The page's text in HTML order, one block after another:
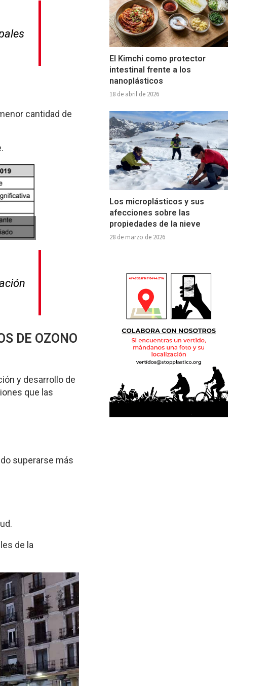
cantidad de
DE OZONO
y desarrollo de
que las
superarse más
de la
El Kimchi como protector
intestinal frente a los
nanoplásticos
18 de abril de 2026
Los microplásticos y sus
afecciones sobre las
propiedades de la nieve
28 de marzo de 2026